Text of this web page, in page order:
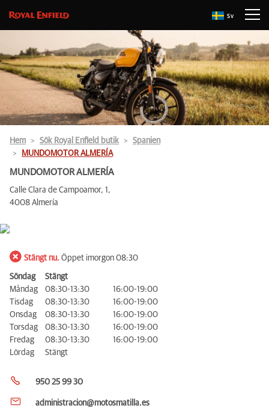
Sv
Hem Sök Royal Enfield butik
Spanien
MUNDOMOTOR ALMERÍA
MUNDOMOTOR ALMERÍA
Calle Clara de Campoamor, 1,
4008 Almería
Stängt nu. Öppet imorgon 08:30
Söndag
Stängt
Måndag
08:30-13:30
16:00-19:00
Tisdag
08:30-13:30
16:00-19:00
Onsdag
08:30-13:30
16:00-19:00
Torsdag
08:30-13:30
16:00-19:00
Fredag
08:30-13:30
16:00-19:00
Lördag
Stängt
950 25 99 30
administracion@motosmatilla.es